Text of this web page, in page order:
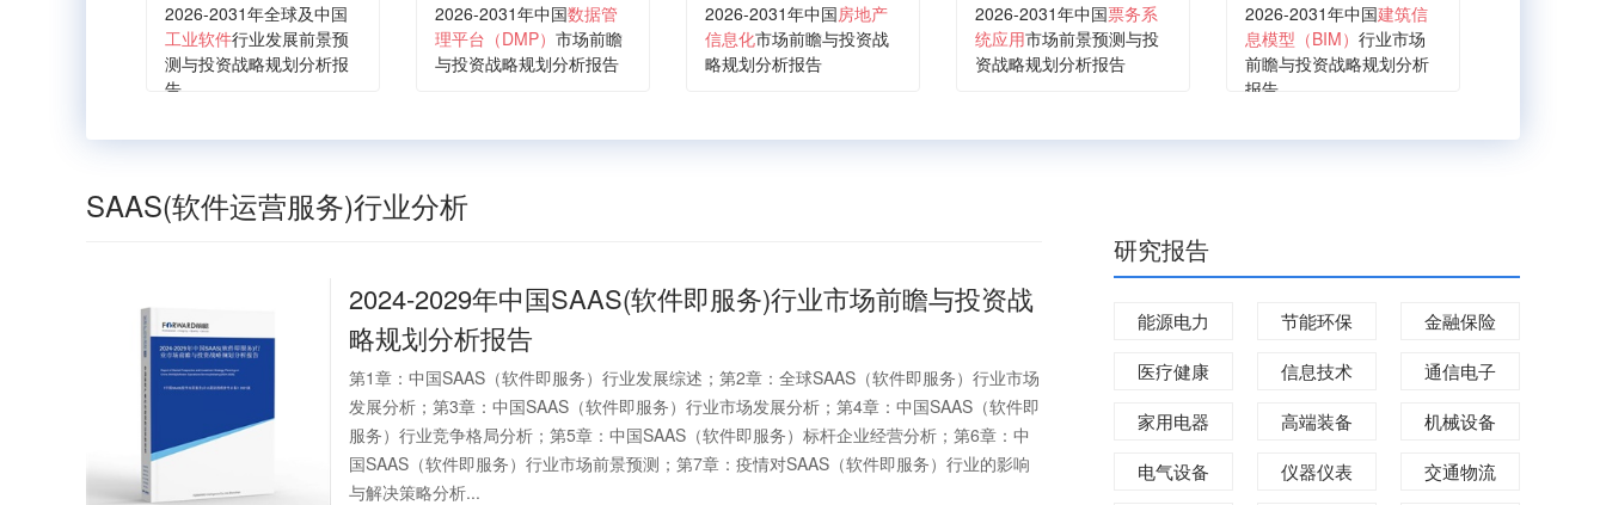
2026-2031年全球及中国
工业软件行业发展前景预
测与投资战略规划分析报
告
2026-2031年中国数据管
理平台（DMP） 市场前瞻
与投资战略规划分析报告
2026-2031年中国房地产
信息化市场前瞻与投资战
略规划分析报告
2026-2031年中国票务系
统应用市场前景预测与投
资战略规划分析报告
2026-2031年中国建筑信
息模型（BIM） 行业市场
前瞻与投资战略规划分析
报告
SAAS(软件运营服务)行业分析
2024-2029年中国SAAS(软件即服务)行业市场前瞻与投资战
略规划分析报告
第1章：中国SAAS（软件即服务）行业发展综述；第2章：全球SAAS（软件即服务）行业市场
发展分析；第3章：中国SAAS（软件即服务）行业市场发展分析；第4章：中国SAAS（软件即
服务）行业竞争格局分析；第5章：中国SAAS（软件即服务）标杆企业经营分析；第6章：中
国SAAS（软件即服务）行业市场前景预测；第7章：疫情对SAAS（软件即服务）行业的影响
与解决策略分析...
研究报告
能源电力 节能环保
金融保险
医疗健康
信息技术
通信电子
家用电器
高端装备
机械设备
电气设备
仪器仪表
交通物流